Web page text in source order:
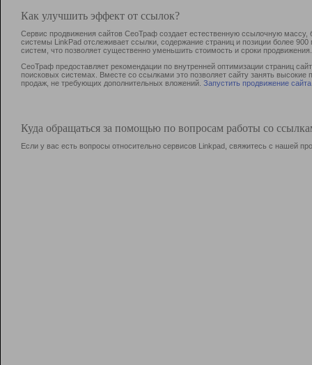
Как улучшить эффект от ссылок?
Сервис продвижения сайтов СеоТраф создает естественную ссылочную
системы LinkPad отслеживает ссылки, содержание страниц и позиции более
систем, что позволяет существенно уменьшить стоимость и сроки продвижения.
СеоТраф предоставляет рекомендации по внутренней оптимизации страниц
поисковых системах. Вместе со ссылками это позволяет сайту занять
продаж, не требующих дополнительных вложений. Запустить продвижение сайта
Куда обращаться за помощью по вопросам работы со
Если у вас есть вопросы относительно сервисов Linkpad, свяжитесь с нашей